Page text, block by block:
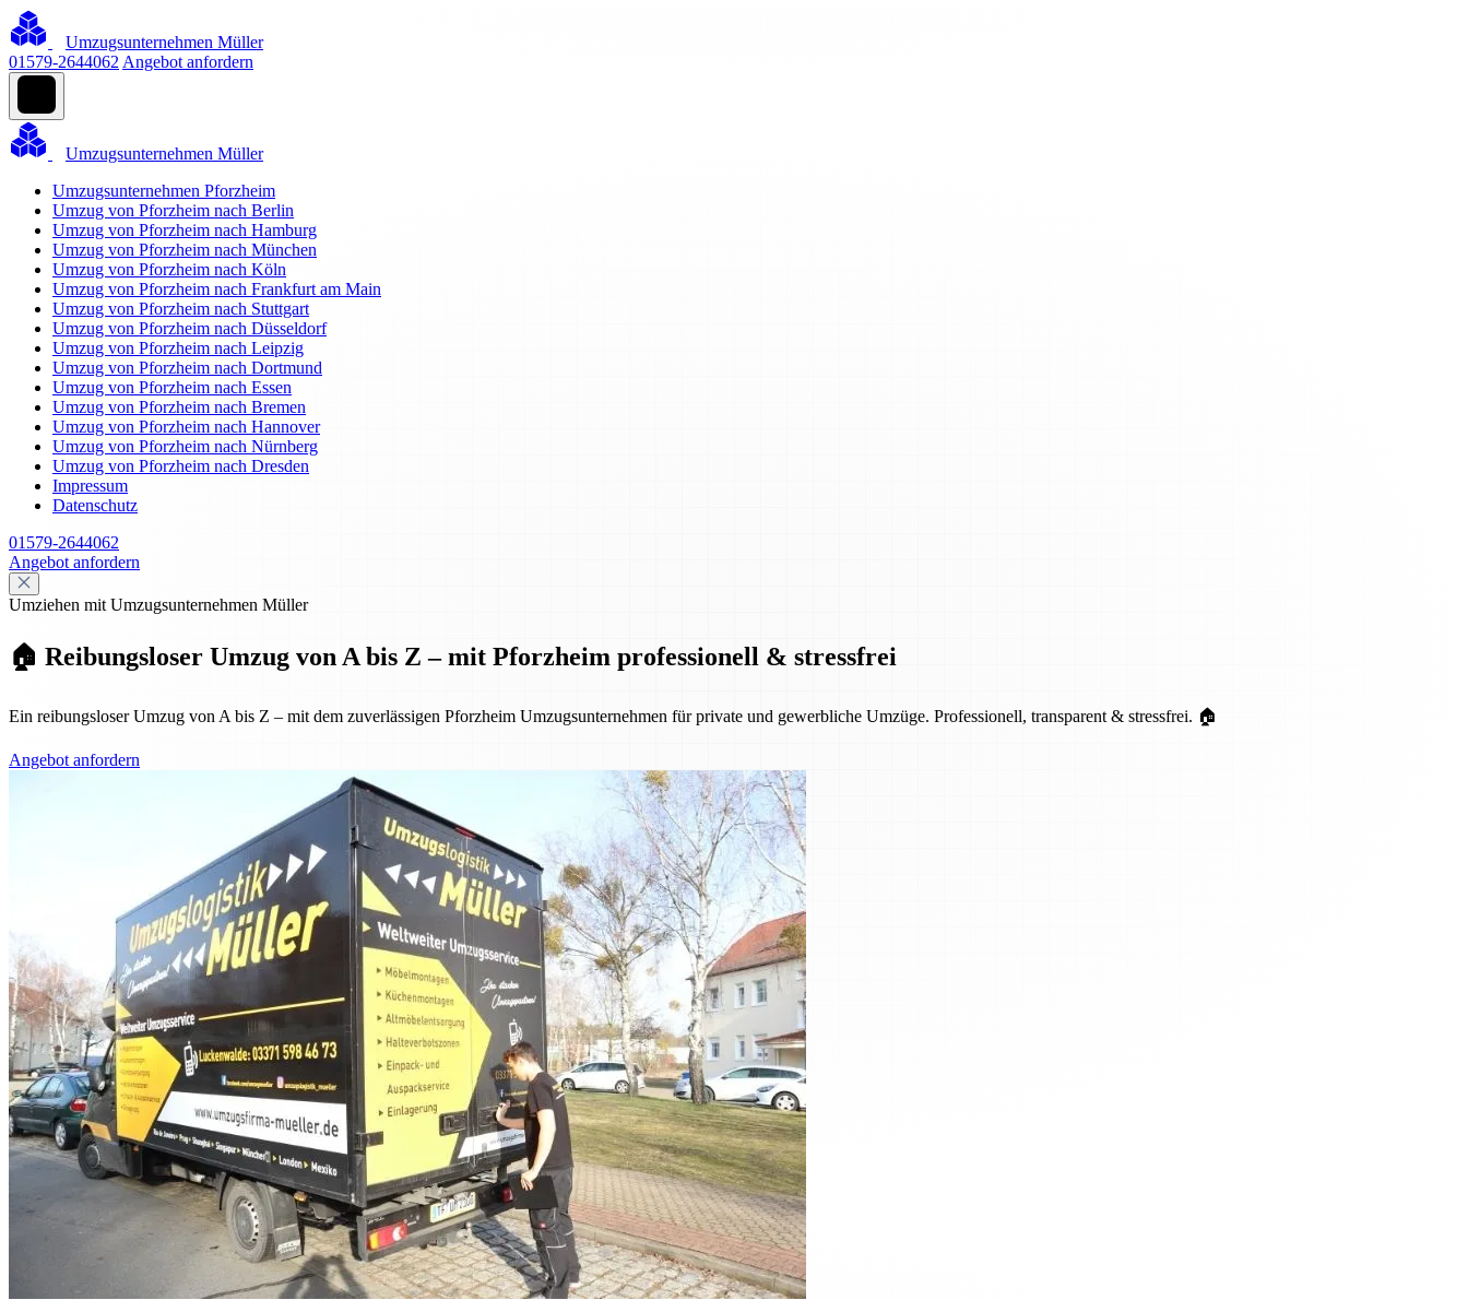
Umzugsunternehmen Müller
01579-2644062 Angebot anfordern
Umzugsunternehmen Müller
Umzugsunternehmen Pforzheim
Umzug von Pforzheim nach Berlin
Umzug von Pforzheim nach Hamburg
Umzug von Pforzheim nach München
Umzug von Pforzheim nach Köln
Umzug von Pforzheim nach Frankfurt am Main
Umzug von Pforzheim nach Stuttgart
Umzug von Pforzheim nach Düsseldorf
Umzug von Pforzheim nach Leipzig
Umzug von Pforzheim nach Dortmund
Umzug von Pforzheim nach Essen
Umzug von Pforzheim nach Bremen
Umzug von Pforzheim nach Hannover
Umzug von Pforzheim nach Nürnberg
Umzug von Pforzheim nach Dresden
Impressum
Datenschutz
01579-2644062
Angebot anfordern
Umziehen mit Umzugsunternehmen Müller
🏠 Reibungsloser Umzug von A bis Z – mit Pforzheim professionell & stressfrei
Ein reibungsloser Umzug von A bis Z – mit dem zuverlässigen Pforzheim Umzugsunternehmen für private und gewerbliche Umzüge. Professionell, transparent & stressfrei. 🏠
Angebot anfordern